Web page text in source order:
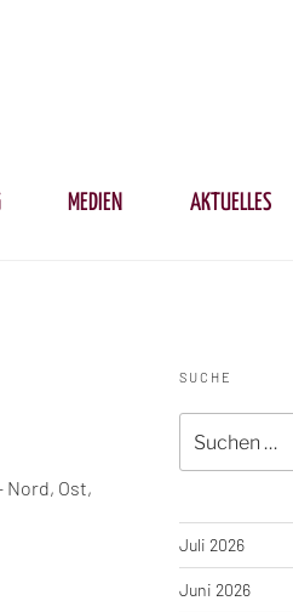
MEDIEN AKTUELLES
Nord, Ost,
SUCHE
nach:
Juli 2026
Juni 2026